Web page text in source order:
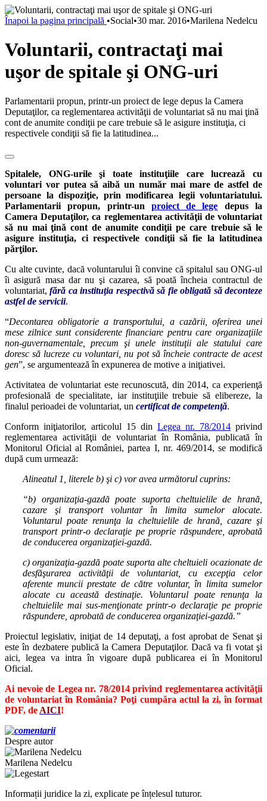
Înapoi la pagina principală •Social•30 mar. 2016•Marilena Nedelcu
Voluntarii, contractaţi mai
uşor de spitale şi ONG-uri
Parlamentarii propun, printr-un proiect de lege depus la Camera
Deputaţilor, ca reglementarea activităţii de voluntariat să nu mai ţină
cont de anumite condiţii pe care trebuie să le asigure instituţia, ci
respectivele condiţii să fie la latitudinea...
Spitalele, ONG-urile şi toate instituţiile care lucrează cu
voluntari vor putea să aibă un număr mai mare de astfel de
persoane la dispoziţie, prin modificarea legii voluntariatului.
Parlamentarii propun, printr-un proiect de lege depus la
Camera Deputaţilor, ca reglementarea activităţii de voluntariat
să nu mai ţină cont de anumite condiţii pe care trebuie să le
asigure instituţia, ci respectivele condiţii să fie la latitudinea
părţilor.
Cu alte cuvinte, dacă voluntarului îi convine că spitalul sau ONG-ul
îi asigură masa dar nu şi cazarea, să poată încheia contractul de
voluntariat,fără ca instituţia respectivă să fie obligată să deconteze
astfel de servicii.
“Decontarea obligatorie a transportului, a cazării, oferirea unei
mese zilnice sunt considerente financiare pentru care organizaţiile
non-guvernamentale, precum şi unele instituţii ale statului care
doresc să lucreze cu voluntari, nu pot să încheie contracte de acest
gen”, se argumentează în expunerea de motive a iniţiativei.
Activitatea de voluntariat este recunoscută, din 2014, ca experienţă
profesională de specialitate, iar instituţiile trebuie să elibereze, la
finalul perioadei de voluntariat, un certificat de competenţă.
Conform iniţiatorilor, articolul 15 din Legea nr. 78/2014 privind
reglementarea activităţii de voluntariat în România, publicată în
Monitorul Oficial al României, partea I, nr. 469/2014, se modifică
după cum urmează:
Alineatul 1, literele b) şi c) vor avea următorul cuprins:
“b) organizaţia-gazdă poate suporta cheltuielile de hrană,
cazare şi transport voluntar în limita sumelor alocate.
Voluntarul poate renunţa la cheltuielile de hrană, cazare şi
transport printr-o declaraţie pe proprie răspundere, aprobată
de conducerea organizaţiei-gazdă.
c) organizaţia-gazdă poate suporta alte cheltuieli ocazionate de
desfăşurarea activităţii de voluntariat, cu excepţia celor
aferente muncii prestate de către voluntar, în limita sumelor
alocate cu această destinaţie. Voluntarul poate renunţa la
cheltuielile mai sus-menţionate printr-o declaraţie pe proprie
răspundere, aprobată de conducerea organizaţiei-gazdă.”
Proiectul legislativ, iniţiat de 14 deputaţi, a fost aprobat de Senat şi
este în dezbatere publică la Camera Deputaţilor. Dacă va fi votat şi
aici, legea va intra în vigoare după publicarea ei în Monitorul
Oficial.
Ai nevoie de Legea nr. 78/2014 privind reglementarea activităţii
de voluntariat în România? Poţi cumpăra actul la zi, în format
PDF, de AICI!
Despre autor
Marilena Nedelcu
Informații juridice la zi, explicate pe înțelesul tuturor.